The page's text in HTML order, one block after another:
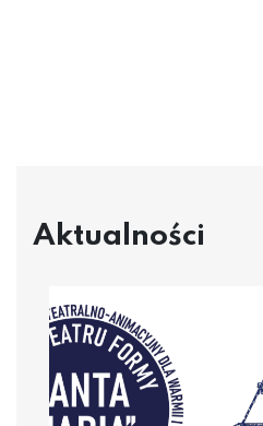
Aktualności